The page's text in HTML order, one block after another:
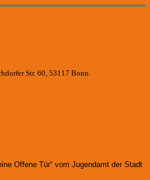
Str. 60, 53117 Bonn.
Offene Tür“ vom Jugendamt der Stadt